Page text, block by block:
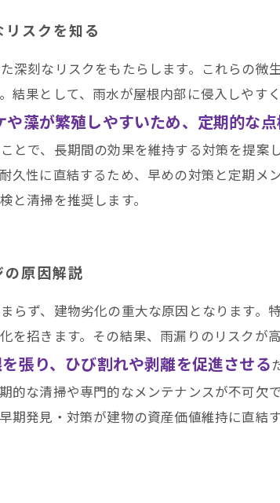
スクを知る
深刻なリスクをもたらします。これらの微
結果として、雨水が屋根内部に侵入しやす
藻が繁殖しやすいため、定期的な
とで、長期間の効果を維持する対策を提案
久性に直結するため、早めの対策と定期メ
と清掃を推奨します。
原因解説
らず、建物劣化の重大な原因となります。
を招きます。その結果、雨漏りのリスクが
張り、ひび割れや剥離を促進させる
的な清掃や専門的なメンテナンスが不可欠
期発見・対策が建物の資産価値維持に直結